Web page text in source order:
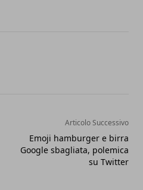
Articolo Successivo
Emoji hamburger e birra
Google sbagliata, polemica
su Twitter